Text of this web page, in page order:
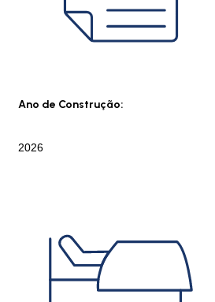
Ano de Construção:
2026